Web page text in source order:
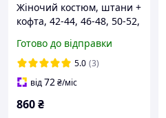
Жіночий костюм, штани +
кофта, 42-44, 46-48, 50-52,
Готово до відправки
5.0 (3)
від72₴/міс
860₴